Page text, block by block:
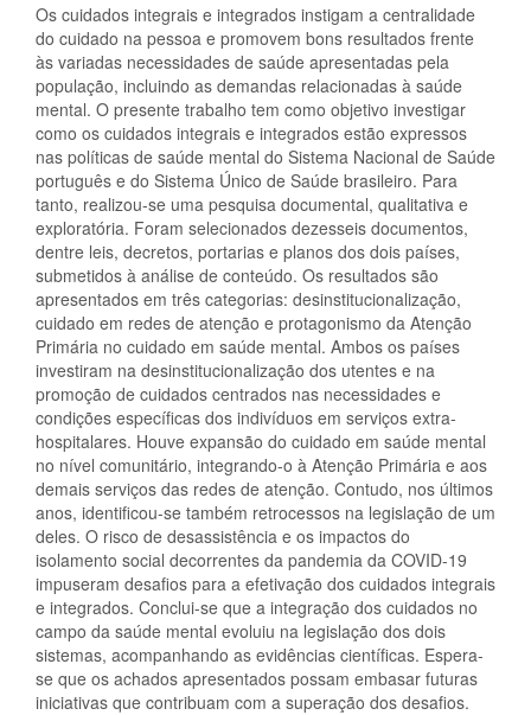
Os cuidados integrais e integrados instigam a centralidade
do cuidado na pessoa e promovem bons resultados frente
às variadas necessidades de saúde apresentadas pela
população, incluindo as demandas relacionadas à saúde
mental. O presente trabalho tem como objetivo investigar
como os cuidados integrais e integrados estão expressos
nas políticas de saúde mental do Sistema Nacional de Saúde
português e do Sistema Único de Saúde brasileiro. Para
tanto, realizou-se uma pesquisa documental, qualitativa e
exploratória. Foram selecionados dezesseis documentos,
dentre leis, decretos, portarias e planos dos dois países,
submetidos à análise de conteúdo. Os resultados são
apresentados em três categorias: desinstitucionalização,
cuidado em redes de atenção e protagonismo da Atenção
Primária no cuidado em saúde mental. Ambos os países
investiram na desinstitucionalização dos utentes e na
promoção de cuidados centrados nas necessidades e
condições específicas dos indivíduos em serviços extra-
hospitalares. Houve expansão do cuidado em saúde mental
no nível comunitário, integrando-o à Atenção Primária e aos
demais serviços das redes de atenção. Contudo, nos últimos
anos, identificou-se também retrocessos na legislação de um
deles. O risco de desassistência e os impactos do
isolamento social decorrentes da pandemia da COVID-19
impuseram desafios para a efetivação dos cuidados integrais
e integrados. Conclui-se que a integração dos cuidados no
campo da saúde mental evoluiu na legislação dos dois
sistemas, acompanhando as evidências científicas. Espera-
se que os achados apresentados possam embasar futuras
iniciativas que contribuam com a superação dos desafios.